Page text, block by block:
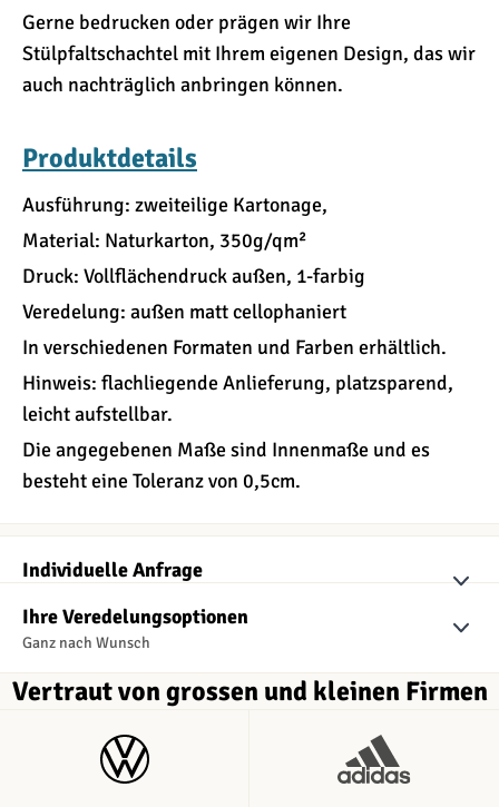
Gerne bedrucken oder prägen wir Ihre
Stülpfaltschachtel mit Ihrem eigenen Design, das wir
auch nachträglich anbringen können.
Produktdetails
Ausführung: zweiteilige Kartonage,
Material: Naturkarton, 350g/qm²
Druck: Vollflächendruck außen, 1-farbig
Veredelung: außen matt cellophaniert
In verschiedenen Formaten und Farben erhältlich.
Hinweis: flachliegende Anlieferung, platzsparend,
leicht aufstellbar.
Die angegebenen Maße sind Innenmaße und es
besteht eine Toleranz von 0,5cm.
Individuelle Anfrage
Vertraut von grossen und kleinen Firmen
Ihre Veredelungsoptionen
Ganz nach Wunsch